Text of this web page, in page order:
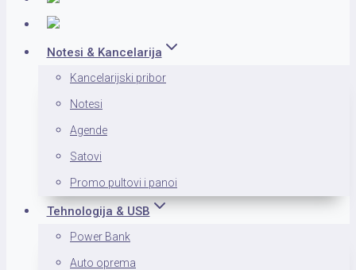
Notesi & Kancelarija
Kancelarijski pribor
Notesi
Agende
Satovi
Promo pultovi i panoi
Tehnologija & USB
Power Bank
Auto oprema